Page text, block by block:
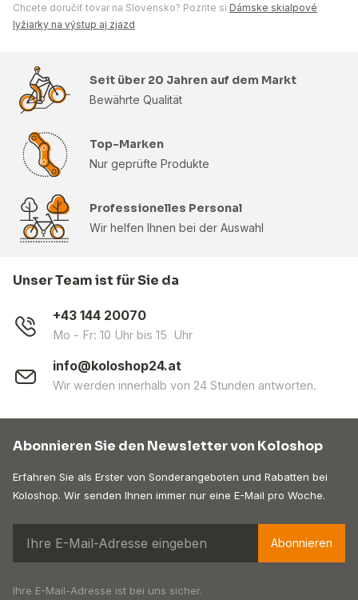
Chcete doručiť tovar na Slovensko? Pozrite si Dámske skialpové
lyžiarky na výstup aj zjazd
Seit über 20 Jahren auf dem Markt
Bewährte Qualität
Top-Marken
Nur geprüfte Produkte
Professionelles Personal
Wir helfen Ihnen bei der Auswahl
Unser Team ist für Sie da
+43 144 20070
Mo - Fr: 10 Uhr bis 15 Uhr
info@koloshop24.at
Wir werden innerhalb von 24 Stunden antworten.
Abonnieren Sie den Newsletter von Koloshop
Erfahren Sie als Erster von Sonderangeboten und Rabatten bei
Koloshop. Wir senden Ihnen immer nur eine E-Mail pro Woche.
Abonnieren
Ihre E-Mail-Adresse ist bei uns sicher.